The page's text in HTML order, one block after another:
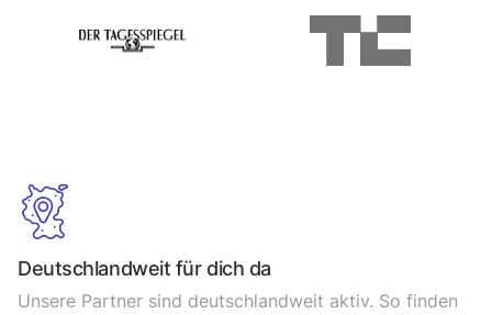
Deutschlandweit für dich da
Unsere Partner sind deutschlandweit aktiv. So finden